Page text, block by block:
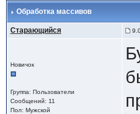
Обработка массивов
Старающийся
Новичок
Группа: Пользователи
Сообщений: 11
Пол: Мужской